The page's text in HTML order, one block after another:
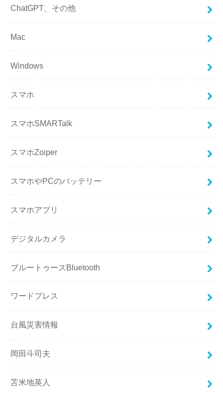
ChatGPT、その他
Mac
Windows
スマホ
スマホSMARTalk
スマホZoiper
スマホやPCのバッテリー
スマホアプリ
デジタルカメラ
ブルートゥースBluetooth
ワードプレス
台風災害情報
岡田斗司夫
苫米地英人